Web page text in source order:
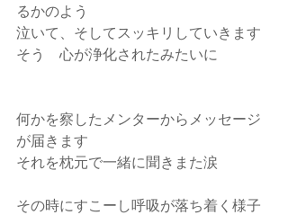
るかのよう
泣いて、そしてスッキリしていきます
そう　心が浄化されたみたいに
何かを察したメンターからメッセージ
が届きます
それを枕元で一緒に聞きまた涙
その時にすこーし呼吸が落ち着く様子